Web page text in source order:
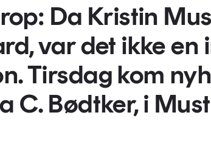
Da Kristin
var det ikke en
Tirsdag kom
C. Bødtker, i